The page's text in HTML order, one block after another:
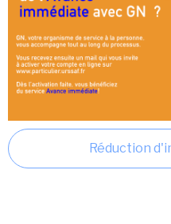
Réduction